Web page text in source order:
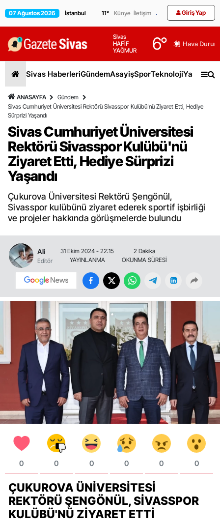
07 Ağustos 2026 11° Künye İletişim Giriş Yap
Sivas
HAFİF
YAĞMUR
6° Hava
Sivas HaberleriGündemAsayişSporTeknolojiYaşam
ANASAYFA
Gündem
Sivas Cumhuriyet Üniversitesi Rektörü Sivasspor Kulübü'nü Ziyaret Etti, Hediye
Sürprizi Yaşandı
Sivas Cumhuriyet Üniversitesi
Rektörü Sivasspor Kulübü'nü
Ziyaret Etti, Hediye Sürprizi
Yaşandı
Çukurova Üniversitesi Rektörü Şengönül,
Sivasspor kulübünü ziyaret ederek sportif işbirliği
ve projeler hakkında görüşmelerde bulundu
Ali
Editör
31 Ekim 2024 - 22:15
YAYINLANMA
2 Dakika
OKUNMA SÜRESİ
0 0 0 0 0 0
ÇUKUROVA ÜNIVERSITESI
REKTÖRÜ ŞENGÖNÜL, SIVASSPOR
KULÜBÜ'NÜ ZIYARET ETTI